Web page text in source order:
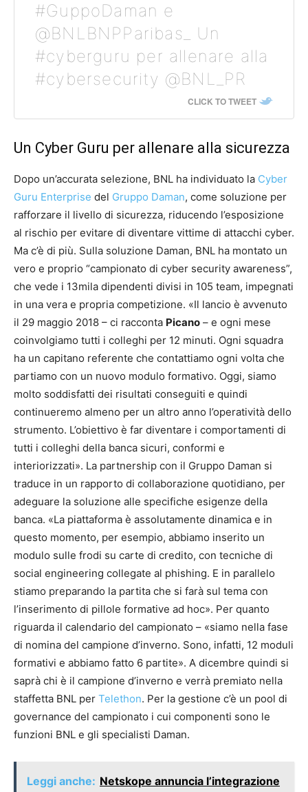
#GuppoDaman e
@BNLBNPParibas_ Un
#cyberguru per allenare alla
#cybersecurity @BNL_PR
CLICK TO TWEET
Un Cyber Guru per allenare alla sicurezza
Dopo un’accurata selezione, BNL ha individuato la Cyber
Guru Enterprise del Gruppo Daman, come soluzione per
rafforzare il livello di sicurezza, riducendo l’esposizione
al rischio per evitare di diventare vittime di attacchi cyber.
Ma c’è di più. Sulla soluzione Daman, BNL ha montato un
vero e proprio “campionato di cyber security awareness”,
che vede i 13mila dipendenti divisi in 105 team, impegnati
in una vera e propria competizione. «Il lancio è avvenuto
il 29 maggio 2018 – ci racconta Picano – e ogni mese
coinvolgiamo tutti i colleghi per 12 minuti. Ogni squadra
ha un capitano referente che contattiamo ogni volta che
partiamo con un nuovo modulo formativo. Oggi, siamo
molto soddisfatti dei risultati conseguiti e quindi
continueremo almeno per un altro anno l’operatività dello
strumento. L’obiettivo è far diventare i comportamenti di
tutti i colleghi della banca sicuri, conformi e
interiorizzati». La partnership con il Gruppo Daman si
traduce in un rapporto di collaborazione quotidiano, per
adeguare la soluzione alle specifiche esigenze della
banca. «La piattaforma è assolutamente dinamica e in
questo momento, per esempio, abbiamo inserito un
modulo sulle frodi su carte di credito, con tecniche di
social engineering collegate al phishing. E in parallelo
stiamo preparando la partita che si farà sul tema con
l’inserimento di pillole formative ad hoc». Per quanto
riguarda il calendario del campionato – «siamo nella fase
di nomina del campione d’inverno. Sono, infatti, 12 moduli
formativi e abbiamo fatto 6 partite». A dicembre quindi si
saprà chi è il campione d’inverno e verrà premiato nella
staffetta BNL per Telethon. Per la gestione c’è un pool di
governance del campionato i cui componenti sono le
funzioni BNL e gli specialisti Daman.
Leggi anche: Netskope annuncia l’integrazione